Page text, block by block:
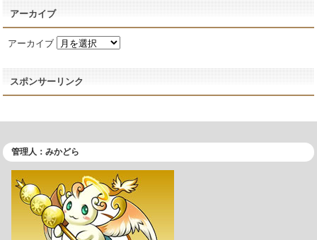
アーカイブ
アーカイブ
スポンサーリンク
管理人：みかどら